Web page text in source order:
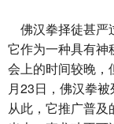
佛汉拳择徒甚严
它作为一种具有神
会上的时间较晚，
月23日，佛汉拳被
从此，它推广普